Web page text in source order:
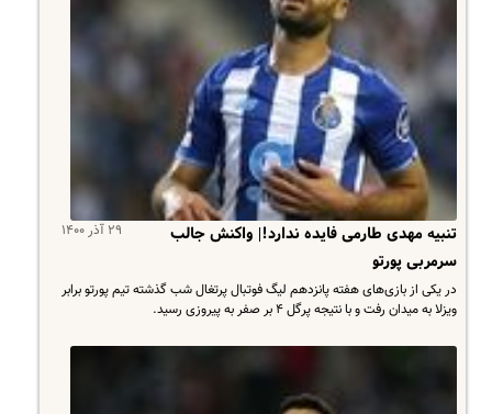
۲۹ آذر ۱۴۰۰
تنبیه مهدی طارمی فایده ندارد!| واکنش جالب
سرمربی پورتو
در یکی از بازی‌های هفته پانزدهم لیگ فوتبال پرتغال شب گذشته تیم پورتو برابر
ویزلا به میدان رفت و با نتیجه پرگل ۴ بر صفر به پیروزی رسید.